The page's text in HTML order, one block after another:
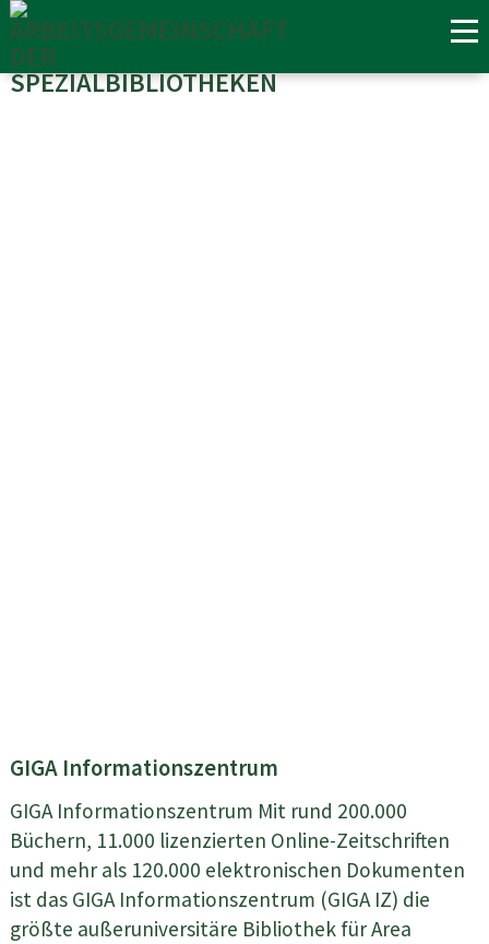
GIGA Informationszentrum
GIGA Informationszentrum Mit rund 200.000
Büchern, 11.000 lizenzierten Online-Zeitschriften
und mehr als 120.000 elektronischen Dokumenten
ist das GIGA Informationszentrum (GIGA IZ) die
größte außeruniversitäre Bibliothek für Area